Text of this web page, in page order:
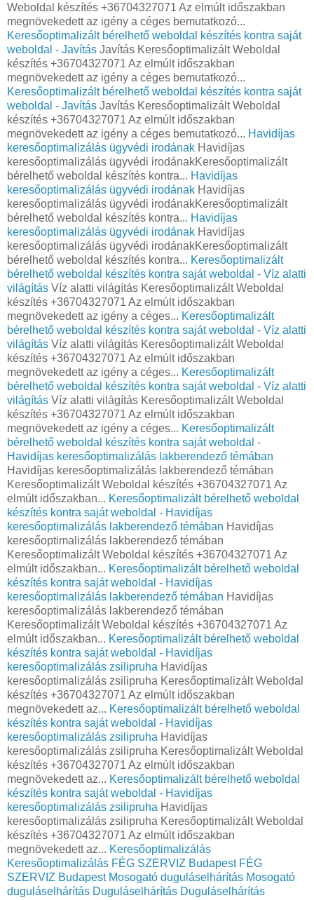
Weboldal készítés +36704327071 Az elmúlt időszakban
megnövekedett az igény a céges bemutatkozó...
Keresőoptimalizált bérelhető weboldal készítés kontra saját
weboldal - Javítás Javítás Keresőoptimalizált Weboldal
készítés +36704327071 Az elmúlt időszakban
megnövekedett az igény a céges bemutatkozó...
Keresőoptimalizált bérelhető weboldal készítés kontra saját
weboldal - Javítás Javítás Keresőoptimalizált Weboldal
készítés +36704327071 Az elmúlt időszakban
megnövekedett az igény a céges bemutatkozó... Havidíjas
keresőoptimalizálás ügyvédi irodának Havidíjas
keresőoptimalizálás ügyvédi irodánakKeresőoptimalizált
bérelhető weboldal készítés kontra... Havidíjas
keresőoptimalizálás ügyvédi irodának Havidíjas
keresőoptimalizálás ügyvédi irodánakKeresőoptimalizált
bérelhető weboldal készítés kontra... Havidíjas
keresőoptimalizálás ügyvédi irodának Havidíjas
keresőoptimalizálás ügyvédi irodánakKeresőoptimalizált
bérelhető weboldal készítés kontra... Keresőoptimalizált
bérelhető weboldal készítés kontra saját weboldal - Víz alatti
világítás Víz alatti világítás Keresőoptimalizált Weboldal
készítés +36704327071 Az elmúlt időszakban
megnövekedett az igény a céges... Keresőoptimalizált
bérelhető weboldal készítés kontra saját weboldal - Víz alatti
világítás Víz alatti világítás Keresőoptimalizált Weboldal
készítés +36704327071 Az elmúlt időszakban
megnövekedett az igény a céges... Keresőoptimalizált
bérelhető weboldal készítés kontra saját weboldal - Víz alatti
világítás Víz alatti világítás Keresőoptimalizált Weboldal
készítés +36704327071 Az elmúlt időszakban
megnövekedett az igény a céges... Keresőoptimalizált
bérelhető weboldal készítés kontra saját weboldal -
Havidíjas keresőoptimalizálás lakberendező témában
Havidíjas keresőoptimalizálás lakberendező témában
Keresőoptimalizált Weboldal készítés +36704327071 Az
elmúlt időszakban... Keresőoptimalizált bérelhető weboldal
készítés kontra saját weboldal - Havidíjas
keresőoptimalizálás lakberendező témában Havidíjas
keresőoptimalizálás lakberendező témában
Keresőoptimalizált Weboldal készítés +36704327071 Az
elmúlt időszakban... Keresőoptimalizált bérelhető weboldal
készítés kontra saját weboldal - Havidíjas
keresőoptimalizálás lakberendező témában Havidíjas
keresőoptimalizálás lakberendező témában
Keresőoptimalizált Weboldal készítés +36704327071 Az
elmúlt időszakban... Keresőoptimalizált bérelhető weboldal
készítés kontra saját weboldal - Havidíjas
keresőoptimalizálás zsilipruha Havidíjas
keresőoptimalizálás zsilipruha Keresőoptimalizált Weboldal
készítés +36704327071 Az elmúlt időszakban
megnövekedett az... Keresőoptimalizált bérelhető weboldal
készítés kontra saját weboldal - Havidíjas
keresőoptimalizálás zsilipruha Havidíjas
keresőoptimalizálás zsilipruha Keresőoptimalizált Weboldal
készítés +36704327071 Az elmúlt időszakban
megnövekedett az... Keresőoptimalizált bérelhető weboldal
készítés kontra saját weboldal - Havidíjas
keresőoptimalizálás zsilipruha Havidíjas
keresőoptimalizálás zsilipruha Keresőoptimalizált Weboldal
készítés +36704327071 Az elmúlt időszakban
megnövekedett az... Keresőoptimalizálás
Keresőoptimalizálás FÉG SZERVIZ Budapest FÉG
SZERVIZ Budapest Mosogató duguláselhárítás Mosogató
duguláselhárítás Duguláselhárítás Duguláselhárítás